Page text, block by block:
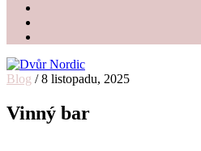
Blog / 8 listopadu, 2025
Vinný bar